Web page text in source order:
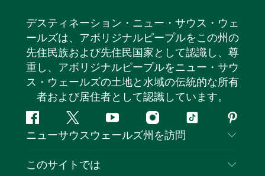
デスティネーション・ニュー・サウス・ウェ
ールズは、アボリジナルピープルをこの州の
先住民族および先住民国家として認識し、尊
重し、アボリジナルピープルをニュー・サウ
ス・ウェールズの土地と水域の伝統的な所有
者および居住者として認識しています。
フ
ェ
ス
ツ
イ
タ
ユ
ー
イ
ン
テ
ピ
ン
レ
ニューサウスウェールズ州を訪問
お問い合わせ
このサイトでは